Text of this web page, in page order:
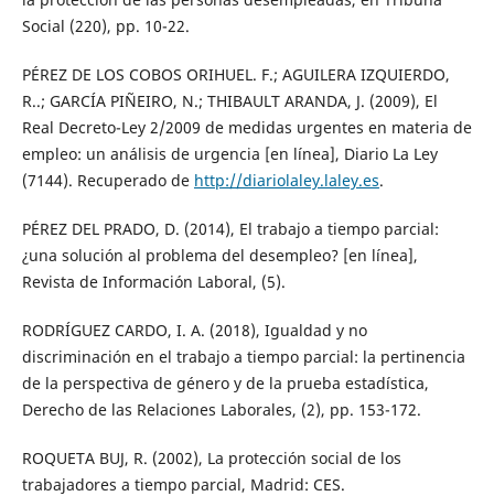
Social (220), pp. 10-22.
PÉREZ DE LOS COBOS ORIHUEL. F.; AGUILERA IZQUIERDO,
R..; GARCÍA PIÑEIRO, N.; THIBAULT ARANDA, J. (2009), El
Real Decreto-Ley 2/2009 de medidas urgentes en materia de
empleo: un análisis de urgencia [en línea], Diario La Ley
(7144). Recuperado de http://diariolaley.laley.es.
PÉREZ DEL PRADO, D. (2014), El trabajo a tiempo parcial:
¿una solución al problema del desempleo? [en línea],
Revista de Información Laboral, (5).
RODRÍGUEZ CARDO, I. A. (2018), Igualdad y no
discriminación en el trabajo a tiempo parcial: la pertinencia
de la perspectiva de género y de la prueba estadística,
Derecho de las Relaciones Laborales, (2), pp. 153-172.
ROQUETA BUJ, R. (2002), La protección social de los
trabajadores a tiempo parcial, Madrid: CES.